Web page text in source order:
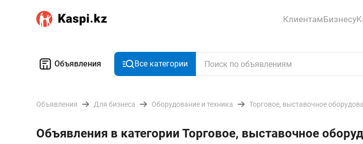
КлиентамБизнесу
Объявления Все категории
Объявления Для бизнеса Оборудование и техника Торговое, выставочное
Объявления в категории Торговое, выставочное